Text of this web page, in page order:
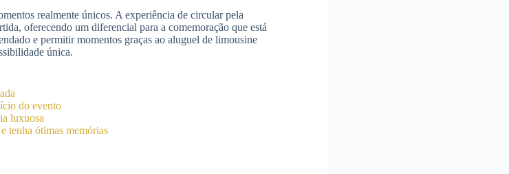
realmente únicos. A experiência de circular pela
oferecendo um diferencial para a comemoração que está
e permitir momentos graças ao aluguel de limousine
única.
do evento
luxuosa
e tenha ótimas memórias